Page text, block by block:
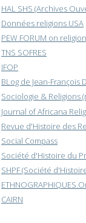
HAL SHS (Archives
Données religions USA
PEW FORUM on
TNS SOFRES
IFOP
BLog de Jean-François
Sociologie & Religions
Journal of Africana
Revue d'Histoire des
Social Compass
Société d'Histoire du
SHPF (Société
CAIRN